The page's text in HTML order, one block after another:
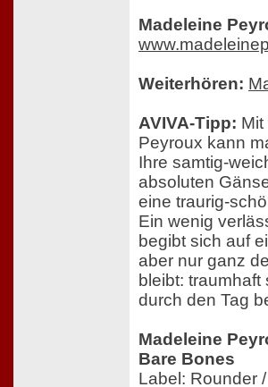
Madeleine
Weiterhören:
AVIVA-Tipp:
Peyroux kann
Ihre samtig-
absoluten
eine traurig-
Ein wenig
begibt sich auf
aber nur ganz
bleibt:
durch den Tag
Madeleine
Bare Bones
Label: Rounder